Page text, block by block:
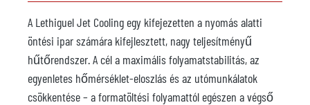
A Lethiguel Jet Cooling egy kifejezetten a nyomás alatti
öntési ipar számára kifejlesztett, nagy teljesítményű
hűtőrendszer. A cél a maximális folyamatstabilitás, az
egyenletes hőmérséklet-eloszlás és az utómunkálatok
csökkentése – a formatöltési folyamattól egészen a végső